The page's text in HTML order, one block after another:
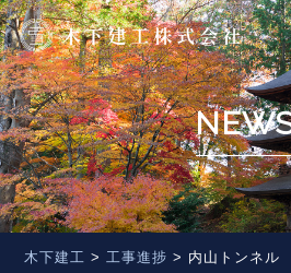
木下建工 >工事進捗 > 内山トンネル